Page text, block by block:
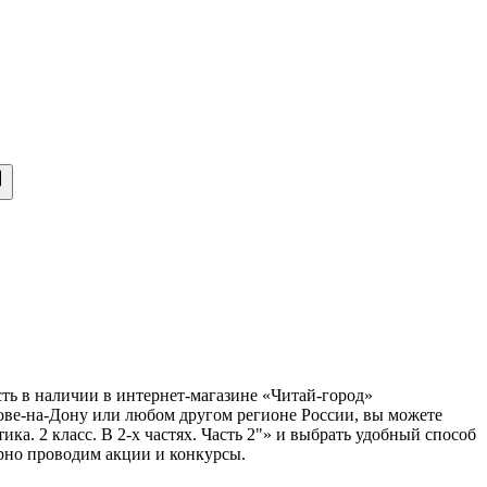
в наличии в интернет-магазине «Читай-город»
на-Дону или любом другом регионе России, вы можете
2 класс. В 2-х частях. Часть 2"» и выбрать удобный способ
проводим акции и конкурсы.